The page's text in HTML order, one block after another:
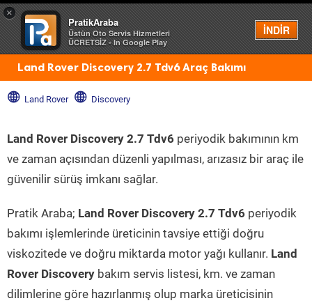
×
PratikAraba
Üstün Oto Servis Hizmetleri
ÜCRETSİZ - In Google Play
İNDİR
Menü
Land Rover Discovery 2.7 Tdv6 Araç Bakımı
Land Rover Discovery
Land Rover Discovery 2.7 Tdv6 periyodik bakımının km
ve zaman açısından düzenli yapılması, arızasız bir araç ile
güvenilir sürüş imkanı sağlar.
Pratik Araba; Land Rover Discovery 2.7 Tdv6 periyodik
bakımı işlemlerinde üreticinin tavsiye ettiği doğru
viskozitede ve doğru miktarda motor yağı kullanır. Land
Rover Discovery bakım servis listesi, km. ve zaman
dilimlerine göre hazırlanmış olup marka üreticisinin